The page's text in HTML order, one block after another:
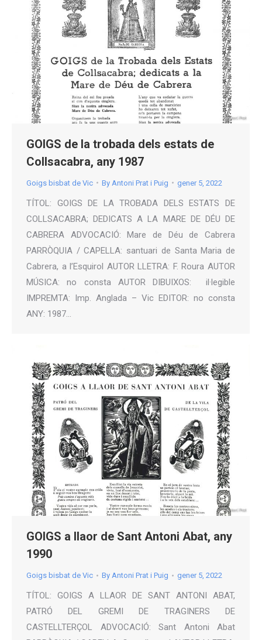
GOIGS de la trobada dels estats de
Collsacabra, any 1987
Goigs bisbat de Vic By Antoni Prat i Puig gener 5, 2022
TÍTOL: GOIGS DE LA TROBADA DELS ESTATS DE
COLLSACABRA; DEDICATS A LA MARE DE DÉU DE
CABRERA ADVOCACIÓ: Mare de Déu de Cabrera
PARRÒQUIA / CAPELLA: santuari de Santa Maria de
Cabrera, a l’Esquirol AUTOR LLETRA: F. Roura AUTOR
MÚSICA: no consta AUTOR DIBUIXOS: il·legible
IMPREMTA: Imp. Anglada – Vic EDITOR: no consta
ANY: 1987…
GOIGS a llaor de Sant Antoni Abat, any
1990
Goigs bisbat de Vic By Antoni Prat i Puig gener 5, 2022
TÍTOL: GOIGS A LLAOR DE SANT ANTONI ABAT,
PATRÓ DEL GREMI DE TRAGINERS DE
CASTELLTERÇOL ADVOCACIÓ: Sant Antoni Abat